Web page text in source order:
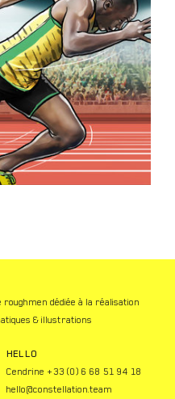
dédiée à la réalisation
& illustrations
HELLO
Cendrine +33 (0) 6 68 51 94 18
hello@constellation.team